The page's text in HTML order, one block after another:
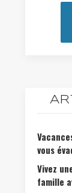
vous
Vivez
famille